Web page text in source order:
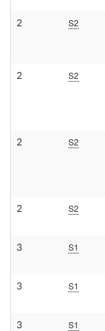
2 S2
2 S2
2 S2
2 S2
3 S1
3 S1
3 S1